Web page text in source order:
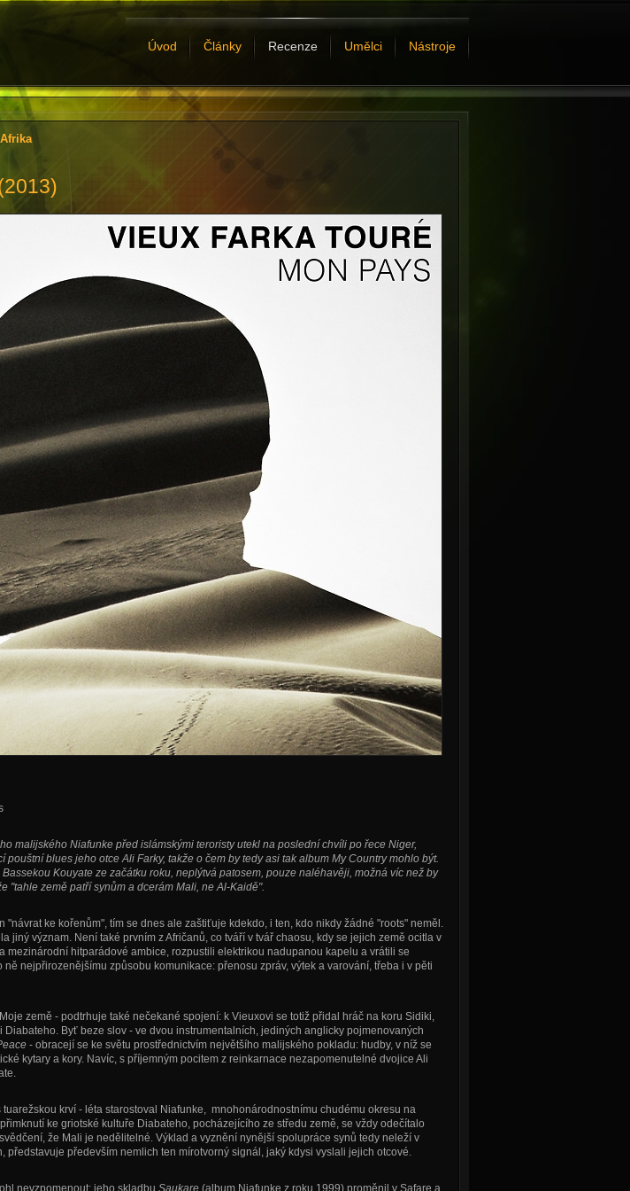
Úvod Články Recenze Umělci Nástroje
Afrika
malijského Niafunke před islámskými teroristy utekl na poslední chvíli po řece Niger,
pouštní blues jeho otce Ali Farky, takže o čem by tedy asi tak album My Country mohlo být.
Kouyate ze začátku roku, neplýtvá patosem, pouze naléhavěji, možná víc než by
"tahle země patří synům a dcerám Mali, ne Al-Kaidě".
"návrat ke kořenům", tím se dnes ale zaštiťuje kdekdo, i ten, kdo nikdy žádné "roots" neměl.
jiný význam. Není také prvním z Afričanů, co tváří v tvář chaosu, kdy se jejich země ocitla v
mezinárodní hitparádové ambice, rozpustili elektrikou nadupanou kapelu a vrátili se
ně nejpřirozenějšímu způsobu komunikace: přenosu zpráv, výtek a varování, třeba i v pěti
země - podtrhuje také nečekané spojení: k Vieuxovi se totiž přidal hráč na koru Sidiki,
Diabateho. Byť beze slov - ve dvou instrumentalních, jediných anglicky pojmenovaných
- obracejí se ke světu prostřednictvím největšího malijského pokladu: hudby, v níž se
kytary a kory. Navíc, s příjemným pocitem z reinkarnace nezapomenutelné dvojice Ali
tuarežskou krví - léta starostoval Niafunke, mnohonárodnostnímu chudému okresu na
ke griotské kultuře Diabateho, pocházejícího ze středu země, se vždy odečítalo
že Mali je nedělitelné. Výklad a vyznění nynější spolupráce synů tedy neleží v
představuje především nemlich ten mírotvorný signál, jaký kdysi vyslali jejich otcové.
nevzpomenout: jeho skladbu Saukare (album Niafunke z roku 1999) proměnil v Safare a